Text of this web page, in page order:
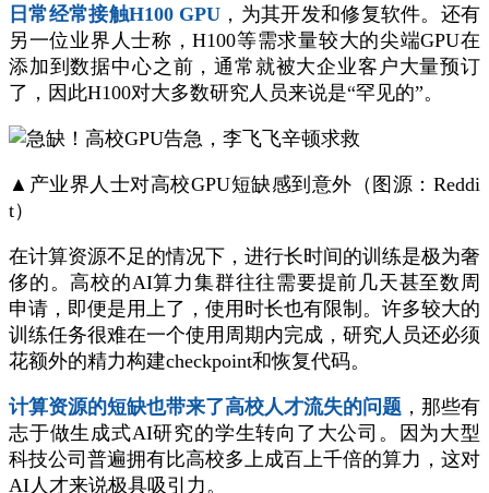
日常经常接触H100 GPU ，为其开发和修复软件。还有
另一位业界人士称，H100等需求量较大的尖端GPU在
添加到数据中心之前，通常就被大企业客户大量预订
了，因此H100对大多数研究人员来说是“罕见的”。
▲产业界人士对高校GPU短缺感到意外（图源：Reddi
t）
在计算资源不足的情况下，进行长时间的训练是极为奢
侈的。高校的AI算力集群往往需要提前几天甚至数周
申请，即便是用上了，使用时长也有限制。许多较大的
训练任务很难在一个使用周期内完成，研究人员还必须
花额外的精力构建checkpoint和恢复代码。
计算资源的短缺也带来了高校人才流失的问题 ，那些有
志于做生成式AI研究的学生转向了大公司。因为大型
科技公司普遍拥有比高校多上成百上千倍的算力，这对
AI人才来说极具吸引力。